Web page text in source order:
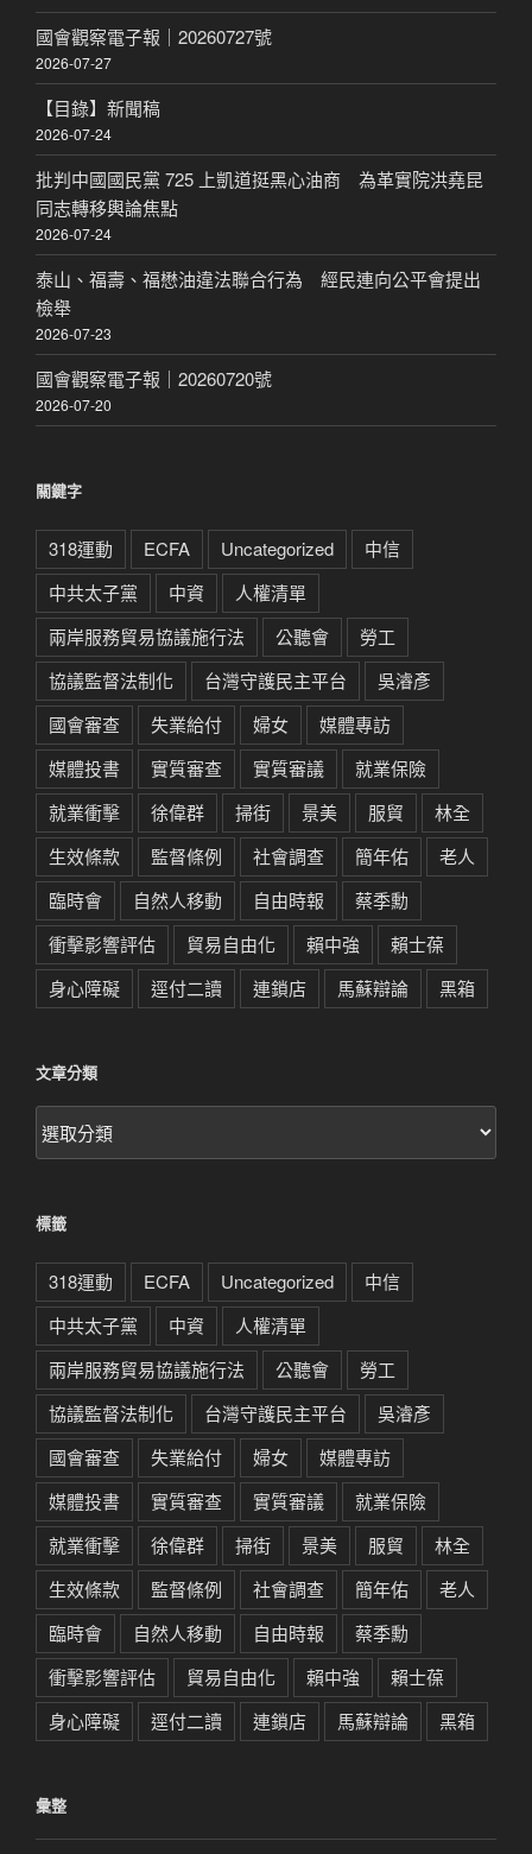
國會觀察電子報｜20260727號
2026-07-27
【目錄】新聞稿
2026-07-24
批判中國國民黨 725 上凱道挺黑心油商 為革實院洪堯昆
同志轉移輿論焦點
2026-07-24
泰山、福壽、福懋油違法聯合行為 經民連向公平會提出
檢舉
2026-07-23
國會觀察電子報｜20260720號
2026-07-20
關鍵字
318運動 ECFA Uncategorized
中信
中共太子黨
中資
人權清單
兩岸服務貿易協議施行法
公聽會
勞工
協議監督法制化
台灣守護民主平台
吳濬彥
國會審查
失業給付 婦女
媒體專訪
媒體投書
實質審查 實質審議
就業保險
就業衝擊
徐偉群 掃街 景美 服貿
林全
生效條款
監督條例 社會調查 簡年佑
老人
臨時會
自然人移動 自由時報
蔡季勳
衝擊影響評估
貿易自由化 賴中強
賴士葆
身心障礙
逕付二讀 連鎖店 馬蘇辯論 黑箱
文章分類
文
章
標籤
318運動 ECFA Uncategorized
中信
中共太子黨
中資
人權清單
兩岸服務貿易協議施行法
公聽會
勞工
協議監督法制化
台灣守護民主平台
吳濬彥
國會審查
失業給付 婦女
媒體專訪
媒體投書
實質審查 實質審議
就業保險
就業衝擊
徐偉群 掃街 景美 服貿
林全
生效條款
監督條例 社會調查 簡年佑
老人
臨時會
自然人移動 自由時報
蔡季勳
衝擊影響評估
貿易自由化 賴中強
賴士葆
身心障礙
逕付二讀 連鎖店 馬蘇辯論 黑箱
彙整